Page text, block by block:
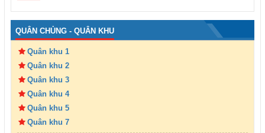
QUÂN CHỦNG - QUÂN KHU
Quân khu 1
Quân khu 2
Quân khu 3
Quân khu 4
Quân khu 5
Quân khu 7